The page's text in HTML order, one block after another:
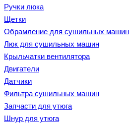
Ручки люка
Щетки
Обрамление для сушильных машин
Люк для сушильных машин
Крыльчатки вентилятора
Двигатели
Датчики
Фильтра сушильных машин
Запчасти для утюга
Шнур для утюга